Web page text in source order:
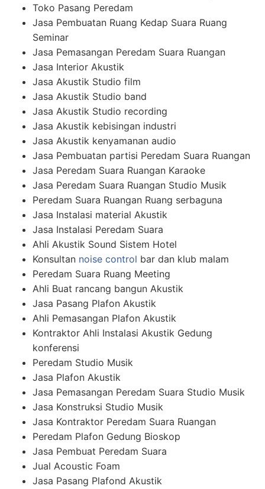
Toko Pasang Peredam
Jasa Pembuatan Ruang Kedap Suara Ruang
Seminar
Jasa Pemasangan Peredam Suara Ruangan
Jasa Interior Akustik
Jasa Akustik Studio film
Jasa Akustik Studio band
Jasa Akustik Studio recording
Jasa Akustik kebisingan industri
Jasa Akustik kenyamanan audio
Jasa Pembuatan partisi Peredam Suara Ruangan
Jasa Peredam Suara Ruangan Karaoke
Jasa Peredam Suara Ruangan Studio Musik
Peredam Suara Ruangan Ruang serbaguna
Jasa Instalasi material Akustik
Jasa Instalasi Peredam Suara
Ahli Akustik Sound Sistem Hotel
Konsultan noise control bar dan klub malam
Peredam Suara Ruang Meeting
Ahli Buat rancang bangun Akustik
Jasa Pasang Plafon Akustik
Ahli Pemasangan Plafon Akustik
Kontraktor Ahli Instalasi Akustik Gedung
konferensi
Peredam Studio Musik
Jasa Plafon Akustik
Jasa Pemasangan Peredam Suara Studio Musik
Jasa Konstruksi Studio Musik
Jasa Kontraktor Peredam Suara Ruangan
Peredam Plafon Gedung Bioskop
Jasa Pembuat Peredam Suara
Jual Acoustic Foam
Jasa Pasang Plafond Akustik